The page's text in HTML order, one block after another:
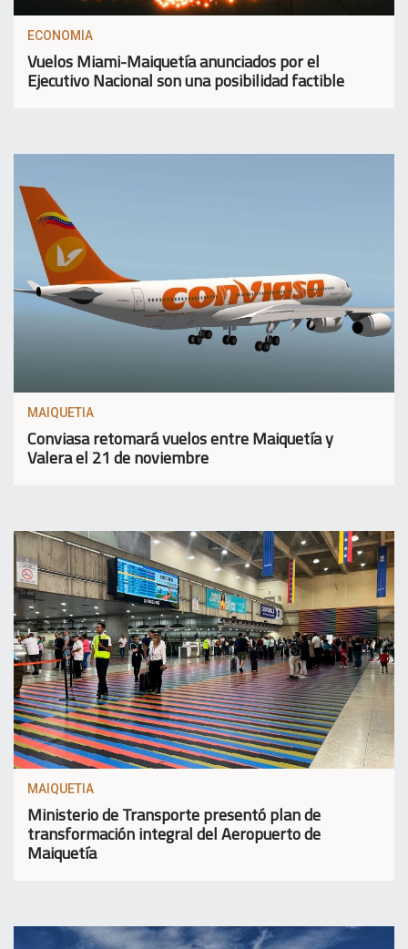
ECONOMIA
Vuelos Miami-Maiquetía anunciados por el
Ejecutivo Nacional son una posibilidad factible
MAIQUETIA
Conviasa retomará vuelos entre Maiquetía y
Valera el 21 de noviembre
MAIQUETIA
Ministerio de Transporte presentó plan de
transformación integral del Aeropuerto de
Maiquetía